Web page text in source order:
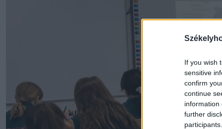
If you wish
sensitive
confirm
continue
information
further